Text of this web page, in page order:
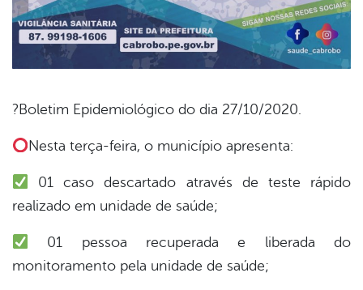
?Boletim Epidemiológico do dia 27/10/2020.
Nesta terça-feira, o município apresenta:
01 caso descartado através de teste rápido
realizado em unidade de saúde;
01 pessoa recuperada e liberada do
monitoramento pela unidade de saúde;